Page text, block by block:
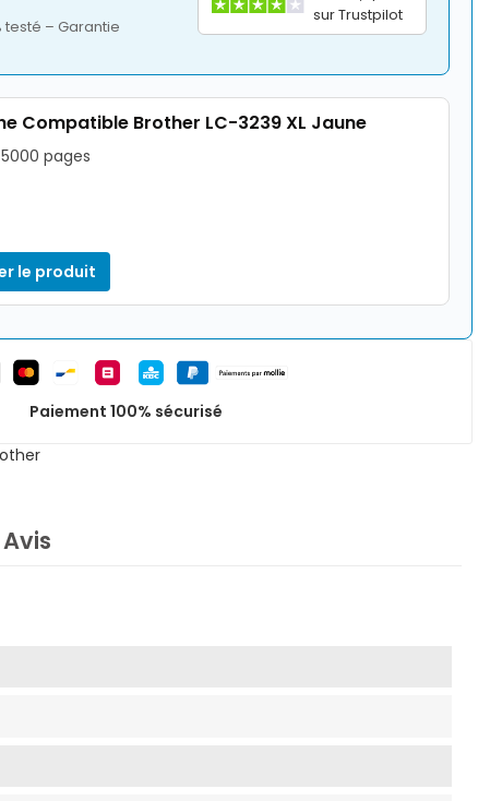
testé – Garantie
sur Trustpilot
Compatible Brother LC-3239 XL Jaune
pages
le produit
Paiement 100% sécurisé
Avis